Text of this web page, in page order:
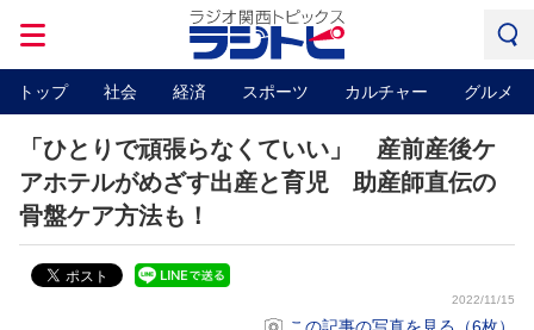
トップ 社会 経済 スポーツ カルチャー グルメ
「ひとりで頑張らなくていい」 産前産後ケ
アホテルがめざす出産と育児 助産師直伝の
骨盤ケア方法も！
2022/11/15